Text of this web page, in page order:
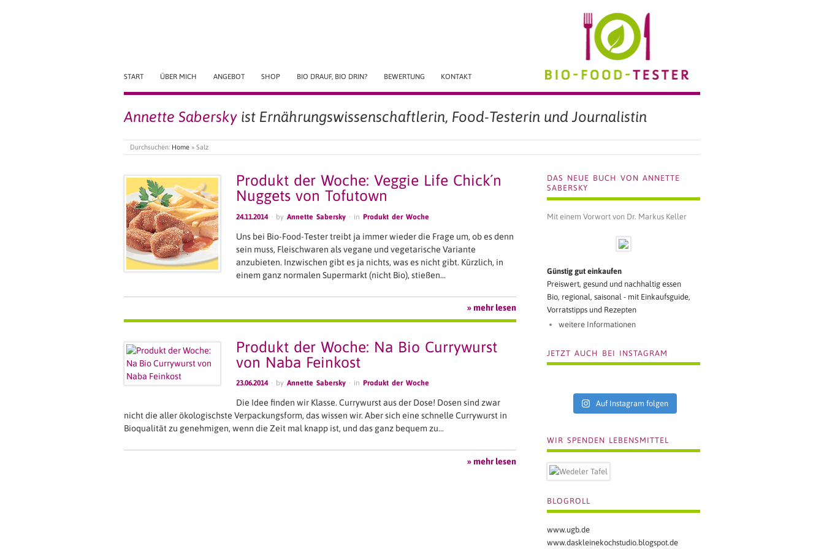
BIO FOOD TESTER
START ÜBER MICH ANGEBOT SHOP BIO DRAUF, BIO DRIN? BEWERTUNG KONTAKT
Annette Sabersky ist Ernährungswissenschaftlerin, Food-Testerin und Journalistin
Durchsuchen: Home » Salz
Produkt der Woche: Veggie Life Chick´n
Nuggets von Tofutown
24.11.2014· by Annette Sabersky · in Produkt der Woche
Uns bei Bio-Food-Tester treibt ja immer wieder die Frage um, ob es denn
sein muss, Fleischwaren als vegane und vegetarische Variante
anzubieten. Inzwischen gibt es ja nichts, was es nicht gibt. Kürzlich, in
einem ganz normalen Supermarkt (nicht Bio), stießen…
» mehr lesen
Produkt der Woche: Na Bio Currywurst
von Naba Feinkost
23.06.2014· by Annette Sabersky · in Produkt der Woche
Die Idee finden wir Klasse. Currywurst aus der Dose! Dosen sind zwar
nicht die aller ökologischste Verpackungsform, das wissen wir. Aber sich eine schnelle Currywurst in
Bioqualität zu genehmigen, wenn die Zeit mal knapp ist, und das ganz bequem zu…
» mehr lesen
DAS NEUE BUCH VON ANNETTE
SABERSKY
Mit einem Vorwort von Dr. Markus Keller
Günstig gut einkaufen
Preiswert, gesund und nachhaltig essen
Bio, regional, saisonal - mit Einkaufsguide,
Vorratstipps und Rezepten
weitere Informationen
JETZT AUCH BEI INSTAGRAM
Auf Instagram folgen
WIR SPENDEN LEBENSMITTEL
BLOGROLL
www.ugb.de
www.daskleinekochstudio.blogspot.de